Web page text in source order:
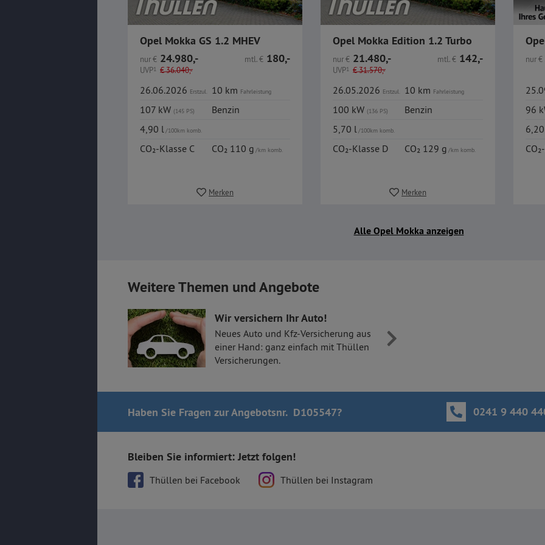
Opel Mokka GS 1.2 MHEV
nur€ 24.980,-
UVP1 €36.040,-
mtl.€ 180,-
26.06.2026 Erstzul. 10 km Fahrleistung
107 kW (145 PS)
Benzin
4,90 l/100km komb.
CO₂-Klasse C CO₂ 110 g/km komb.
Merken
Opel Mokka Edition 1.2 Turbo
nur€ 21.480,-
UVP1 €31.570,-
mtl.€ 142,-
26.05.2026 Erstzul. 10 km Fahrleistung
100 kW (136 PS)
Benzin
5,70 l/100km komb.
CO₂-Klasse D CO₂ 129 g/km komb.
Merken
nur€
96
Alle Opel Mokka anzeigen
Weitere Themen und Angebote
Wir versichern Ihr Auto!
Neues Auto und Kfz-Versicherung aus
einer Hand: ganz einfach mit Thüllen
Versicherungen.
Haben Sie Fragen zur Angebotsnr. D105547? 0241 9 440
Bleiben Sie informiert: Jetzt folgen!
Thüllen bei Facebook Thüllen bei Instagram